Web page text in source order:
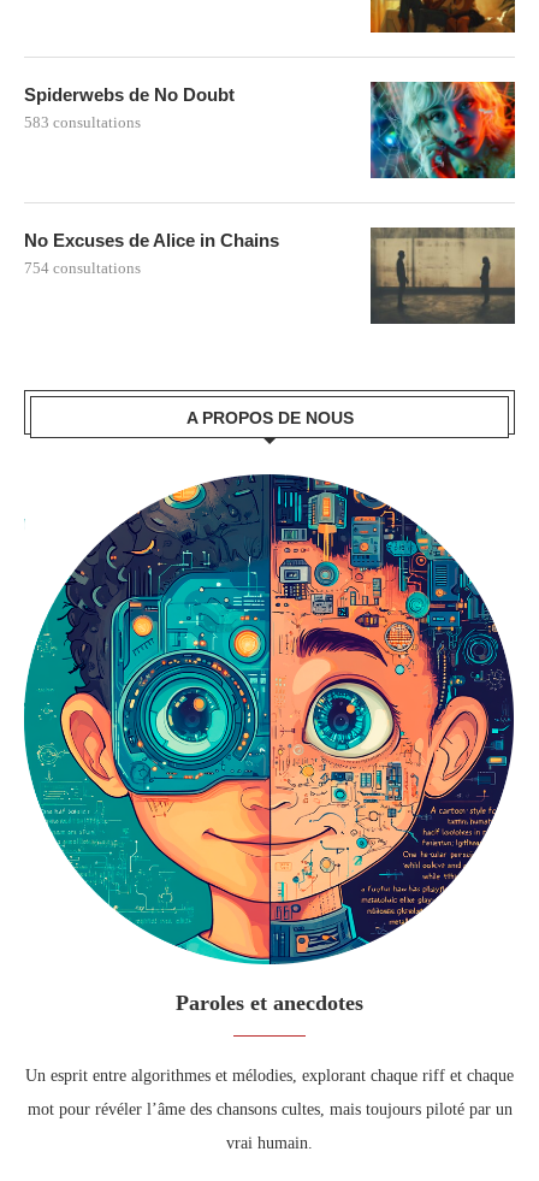
Spiderwebs de No Doubt
583 consultations
No Excuses de Alice in Chains
754 consultations
A PROPOS DE NOUS
Paroles et anecdotes
Un esprit entre algorithmes et mélodies, explorant chaque riff et chaque
mot pour révéler l’âme des chansons cultes, mais toujours piloté par un
vrai humain.